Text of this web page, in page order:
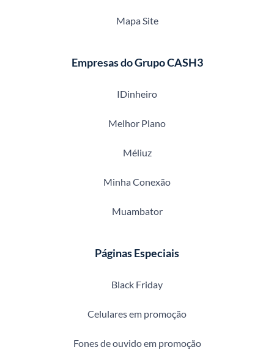
Mapa Site
Empresas do Grupo CASH3
IDinheiro
Melhor Plano
Méliuz
Minha Conexão
Muambator
Páginas Especiais
Black Friday
Celulares em promoção
Fones de ouvido em promoção